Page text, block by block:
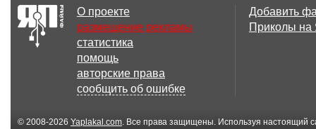
13
О проекте
размещение рекламы
статистика
помощь
авторские права
сообщить об ошибке
Добавить
Приколы
© 2008-2026 Yaplakal.com. Все права защищены. Используя настоящий